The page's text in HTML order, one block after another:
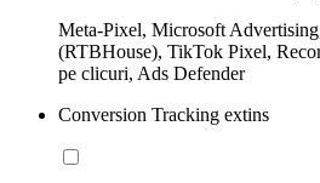
Meta-Pixel, Microsoft
(RTBHouse), TikTok Pixel,
pe clicuri, Ads Defender
Conversion Tracking extins